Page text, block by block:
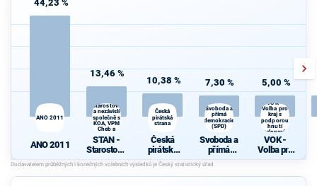
44,23 %
ANO 2011
ANO 2011
13,46 %
Starostové
a nezávislí
společně s
KOA, VPM
Cheb a
STAN -
Starostové
a nezávislí
společně s
KOA, VPM
10,38 %
Česká
pirátská
strana
Česká
pirátská
strana
7,30 %
Svoboda a
přímá
demokracie
(SPD)
Svoboda a
přímá
demokraci
e (SPD)
5,00 %
VOK -
Volba pro
kraj s
podporou
hnutí
Karlovaráci
VOK -
Volba pro
kraj s
hnutí